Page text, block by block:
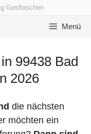
Gasflaschen
Menü
99438 Bad
2026
die nächsten
möchten ein